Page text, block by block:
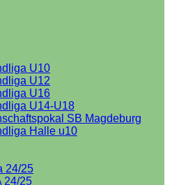
U10
U12
U16
U14-U18
SB Magdeburg
Halle u10
24/25
24/25